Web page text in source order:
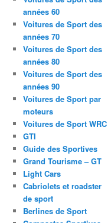
années 60
Voitures de Sport des
années 70
Voitures de Sport des
années 80
Voitures de Sport des
années 90
Voitures de Sport par
moteurs
Voitures de Sport WRC
GTI
Guide des Sportives
Grand Tourisme – GT
Light Cars
Cabriolets et roadster
de sport
Berlines de Sport